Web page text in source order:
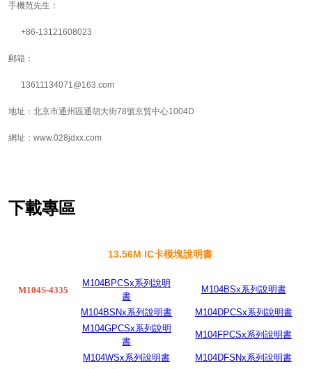
手機范先生：
+86-13121608023
郵箱：
13611134071@163.com
地址：北京市通州區通胡大街78號京貿中心1004D
網址：www.028jdxx.com
下載專區
13.56M IC卡模塊說明書
M104S-4335
M104BPCSx系列說明
書
M104BSx系列說明書
M104BSNx系列說明書
M104DPCSx系列說明書
M104GPCSx系列說明
書
M104FPCSx系列說明書
M104WSx系列說明書 M104DFSNx系列說明書